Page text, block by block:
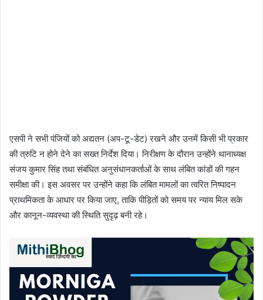
एसपी ने सभी पंजियों को अद्यतन (अप-टू-डेट) रखने और उनमें किसी भी प्रकार
की त्रुटि न होने देने का सख्त निर्देश दिया। निरीक्षण के दौरान उन्होंने थानाध्यक्ष
संजय कुमार सिंह तथा संबंधित अनुसंधानकर्ताओं के साथ लंबित कांडों की गहन
समीक्षा की। इस अवसर पर उन्होंने कहा कि लंबित मामलों का त्वरित निष्पादन
प्राथमिकता के आधार पर किया जाए, ताकि पीड़ितों को समय पर न्याय मिल सके
और कानून-व्यवस्था की स्थिति सुदृढ़ बनी रहे।